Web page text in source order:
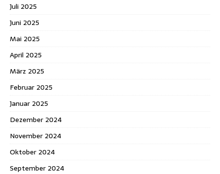
Juli 2025
Juni 2025
Mai 2025
April 2025
März 2025
Februar 2025
Januar 2025
Dezember 2024
November 2024
Oktober 2024
September 2024